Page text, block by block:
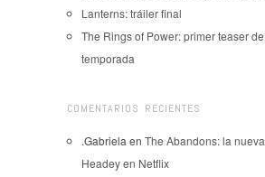
Lanterns: tráiler final
The Rings of Power: primer teaser
temporada
COMENTARIOS RECIENTES
.Gabriela en The Abandons: la
Headey en Netflix